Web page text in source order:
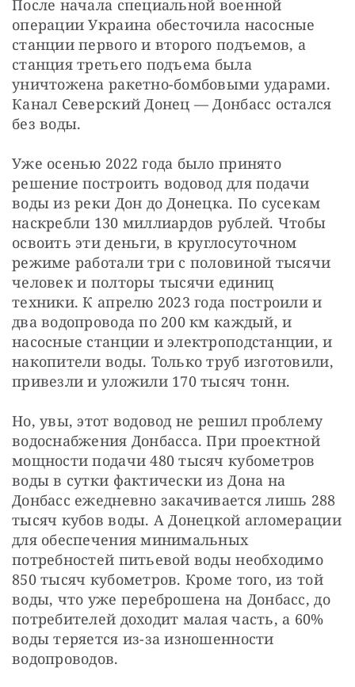
После начала специальной военной
операции Украина обесточила насосные
станции первого и второго подъемов, а
станция третьего подъема была
уничтожена ракетно-бомбовыми ударами.
Канал Северский Донец — Донбасс остался
без воды.
Уже осенью 2022 года было принято
решение построить водовод для подачи
воды из реки Дон до Донецка. По сусекам
наскребли 130 миллиардов рублей. Чтобы
освоить эти деньги, в круглосуточном
режиме работали три с половиной тысячи
человек и полторы тысячи единиц
техники. К апрелю 2023 года построили и
два водопровода по 200 км каждый, и
насосные станции и электроподстанции, и
накопители воды. Только труб изготовили,
привезли и уложили 170 тысяч тонн.
Но, увы, этот водовод не решил проблему
водоснабжения Донбасса. При проектной
мощности подачи 480 тысяч кубометров
воды в сутки фактически из Дона на
Донбасс ежедневно закачивается лишь 288
тысяч кубов воды. А Донецкой агломерации
для обеспечения минимальных
потребностей питьевой воды необходимо
850 тысяч кубометров. Кроме того, из той
воды, что уже переброшена на Донбасс, до
потребителей доходит малая часть, а 60%
воды теряется из-за изношенности
водопроводов.